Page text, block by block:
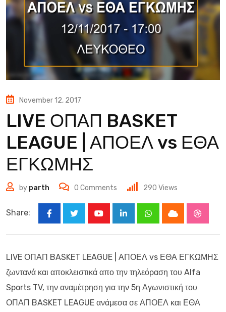
November 12, 2017
LIVE ΟΠΑΠ BASKET
LEAGUE | ΑΠΟΕΛ vs ΕΘΑ
ΕΓΚΩΜΗΣ
by parth 0 Comments 290 Views
Share:
LinkedInWhatsappCloud
LIVE ΟΠΑΠ BASKET LEAGUE | ΑΠΟΕΛ vs ΕΘΑ ΕΓΚΩΜΗΣ
ζωντανά και αποκλειστικά απο την τηλεόραση του Alfa
Sports TV, την αναμέτρηση για την 5η Αγωνιστική του
ΟΠΑΠ BASKET LEAGUE ανάμεσα σε ΑΠΟΕΛ και ΕΘΑ